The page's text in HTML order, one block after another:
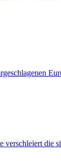
verschleiert die